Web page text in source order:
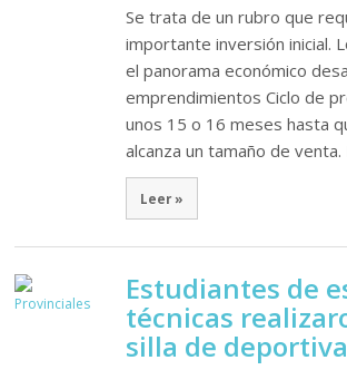
Se trata de un rubro que
importante inversión inicial.
el panorama económico
emprendimientos Ciclo de
unos 15 o 16 meses hasta
alcanza un tamaño de
Leer »
Estudiantes de
técnicas
silla de